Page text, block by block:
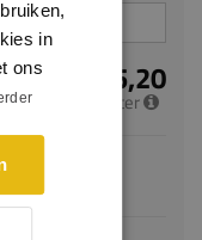
€ 15,20
per meter
de verwachte
in
ons